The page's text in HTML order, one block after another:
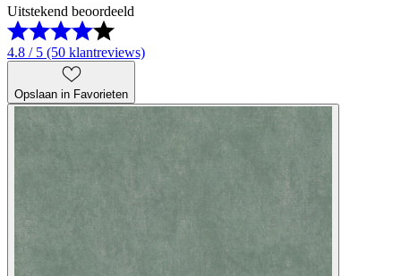
Uitstekend beoordeeld
4.8 / 5 (50 klantreviews)
Opslaan in Favorieten